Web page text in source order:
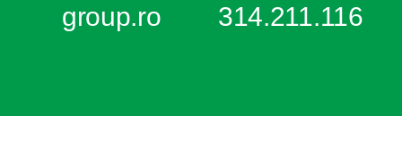
group.ro
314.211.116